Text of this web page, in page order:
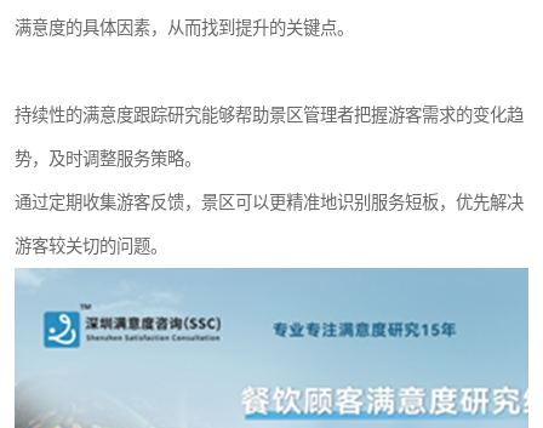
满意度的具体因素，从而找到提升的关键点。
持续性的满意度跟踪研究能够帮助景区管理者把握游客需求的变化趋
势，及时调整服务策略。
通过定期收集游客反馈，景区可以更精准地识别服务短板，优先解决
游客较关切的问题。